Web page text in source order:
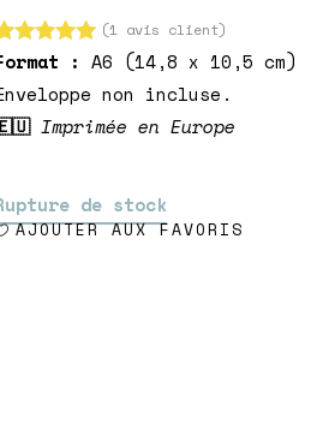
initial
était :
2,90 €.
actuel
est :
1,16 €.
5.00
sur
(1 avis client)
: A6 (14,8 x 10,5 cm)
non incluse.
Imprimée en Europe
de stock
AJOUTER AUX FAVORIS